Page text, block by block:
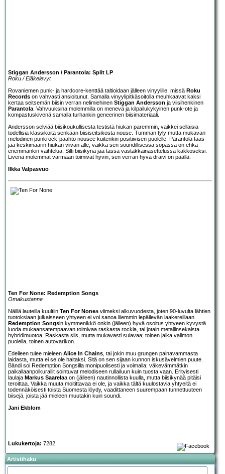
Stiggan Andersson / Parantola: Split LP
Roku / Eläkelevyt
Rovaniemen punk- ja hardcore-kenttää taltioidaan jälleen vinyylille, missä Roku
Records on vahvasti ansioitunut. Samalla vinyylipitkäsoitolla meuhkaavat kaksi
kertaa seitsemän biisin verran nelimiehinen Stiggan Andersson ja viisihenkinen
Parantola . Vahvuuksina molemmilla on menevä ja kilpailukykyinen punk-ote ja
kompastuskivenä samalla turhankin geneerinen biisimateriaali.
Andersson selviää biisikoukullisesta testistä hiukan paremmin, vaikkei sellaisia
todellisia klassikoita senkään biisiseitsikosta nouse. Tumman tyly mutta mukavan
melodinen punkrock-paahto nousee kuitenkin positiivisen puolelle. Parantola taas
jää keskimäärin hiukan viivan alle, vaikka sen soundillisessa sopassa on ehkä
enemmänkin vaihtelua. Silti biisikynä jää tässä vastakkainasettelussa kakkoseksi.
Livenä molemmat varmaan toimivat hyvin, sen verran hyvä draivi on päällä.
Ilkka Valpasvuo
Ten For None: Redemption Songs
Omakustanne
Näillä lauteilla kuultiin Ten For Nonea viimeksi alkuvuodesta, joten 90-luvulta lähtien
tuotoksiaan julkaisseen yhtyeen ei voi sanoa liiemmin lepäilevän laakereillaan.
Redemption Songsin kymmenikkö onkin (jälleen) hyvä osoitus yhtyeen kyvystä
luoda mukaansatempaavan toimivaa raskasta rockia, tai jotain metallinsekaista
hybridimuotoa. Raskasta siis, mutta mukavasti sulavaa; toinen jalka valimon
puolella, toinen autovarikon.
Edelleen tulee mieleen Alice In Chains , tai jokin muu grungen painavammasta
laidasta, mutta ei se ole haitaksi. Sitä on sen sijaan kunnon iskusävelmien puute.
Bändi soi Redemption Songsilla monipuolisesti ja voimalla; väkevämmätkin
paikallaanpolkurallit sointuvat melodiseen rullailuun kuin tuosta vaan. Erityisesti
laulaja Markus Saarelaa on (jälleen) nautinnollista kuulla, mutta biisikynää pitäisi
teroittaa. Vaikka muuta moitittavaa ei ole, ja vaikka tältä kuulostavia yhtyeitä ei
todennäköisesti toista Suomesta löydy, vaadittaneen suurempaan tunnettuuteen
biisejä, joista jää mieleen muutakin kuin soundi.
Jani Ekblom
Lukukertoja: 7282
Artistihaku